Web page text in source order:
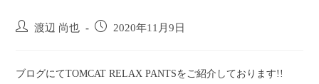
渡辺 尚也 2020年11月9日
ブログにてTOMCAT RELAX PANTSをご紹介しております!!